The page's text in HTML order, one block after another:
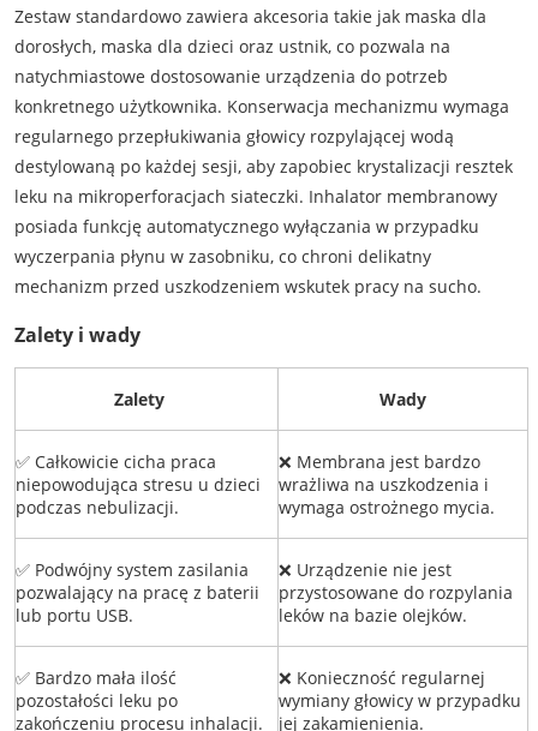
Zestaw standardowo zawiera akcesoria takie jak maska dla
dorosłych, maska dla dzieci oraz ustnik, co pozwala na
natychmiastowe dostosowanie urządzenia do potrzeb
konkretnego użytkownika. Konserwacja mechanizmu wymaga
regularnego przepłukiwania głowicy rozpylającej wodą
destylowaną po każdej sesji, aby zapobiec krystalizacji resztek
leku na mikroperforacjach siateczki. Inhalator membranowy
posiada funkcję automatycznego wyłączania w przypadku
wyczerpania płynu w zasobniku, co chroni delikatny
mechanizm przed uszkodzeniem wskutek pracy na sucho.
Zalety i wady
Zalety Wady
✅ Całkowicie cicha praca
niepowodująca stresu u dzieci
podczas nebulizacji.
❌ Membrana jest bardzo
wrażliwa na uszkodzenia i
wymaga ostrożnego mycia.
✅ Podwójny system zasilania
pozwalający na pracę z baterii
lub portu USB.
❌ Urządzenie nie jest
przystosowane do rozpylania
leków na bazie olejków.
✅ Bardzo mała ilość
pozostałości leku po
zakończeniu procesu inhalacji.
❌ Konieczność regularnej
wymiany głowicy w przypadku
jej zakamienienia.